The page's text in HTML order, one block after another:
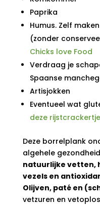
Paprika
Humus. Zelf
(zonder
Chicks love Food
Verdraag je
Spaanse
Artisjokken
Eventueel wat
deze
Deze borrelplank
algehele
natuurlijke vetten,
vezels en
Olijven, paté en
vetzuren en